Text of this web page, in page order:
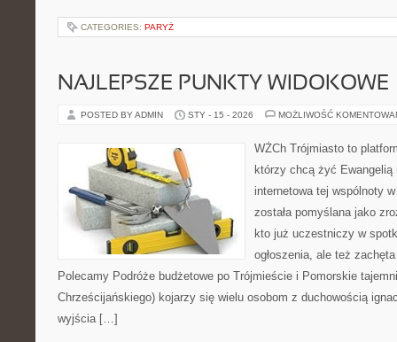
CATEGORIES: PARYŻ
NAJLEPSZE PUNKTY WIDOKOWE
POSTED BY ADMIN STY - 15 - 2026 MOŻLIWOŚĆ
WŻCh Trójmiasto to
którzy chcą żyć
internetowa tej wspólnoty
została pomyślana jako
kto już uczestniczy w
ogłoszenia, ale też
Polecamy Podróże budżetowe po Trójmieście i Pomorskie
Chrześcijańskiego) kojarzy się wielu osobom z duchowością
wyjścia […]